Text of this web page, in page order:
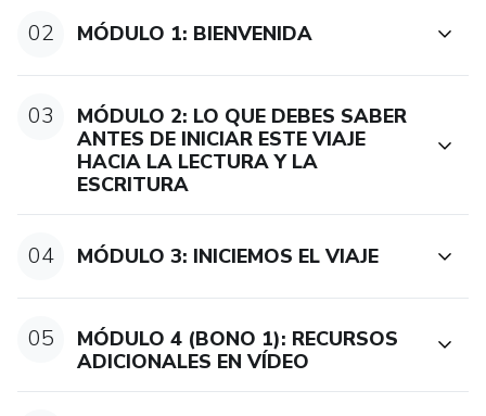
manera los aprendizajes en tus hijos.
necesarias para consolidar cualquier aprendizaje en la etapa
escolar de tu hijo.
Lograrás que tu hijo desarrolle amor y motivación por los
Conocerás herramientas neurotecnológicas que favorezcan
02 MÓDULO 1: BIENVENIDA
03
MÓDULO 2: LO QUE DEBES SABER
ANTES DE INICIAR ESTE VIAJE
HACIA LA LECTURA Y LA
ESCRITURA
04 MÓDULO 3: INICIEMOS EL VIAJE
05
MÓDULO 4 (BONO 1): RECURSOS
ADICIONALES EN VÍDEO